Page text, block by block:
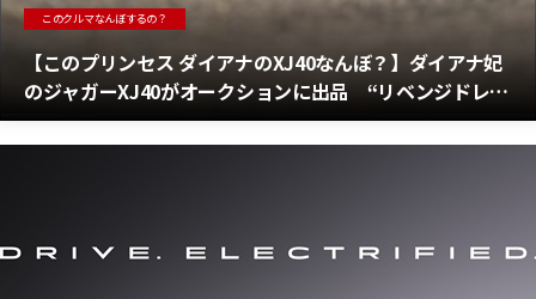
このクルマなんぼするの？
【このプリンセス ダイアナのXJ40なんぼ？】ダイアナ妃
のジャガーXJ40がオークションに出品 “リベンジドレ
ス”で有名になった、世界で最も有名なジャガー？